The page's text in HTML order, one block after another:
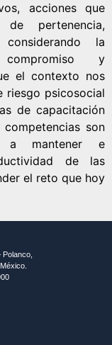
acciones que
pertenencia,
la
compromiso y
el contexto nos
riesgo psicosocial
de capacitación
son
a mantener e
de las
el reto que hoy